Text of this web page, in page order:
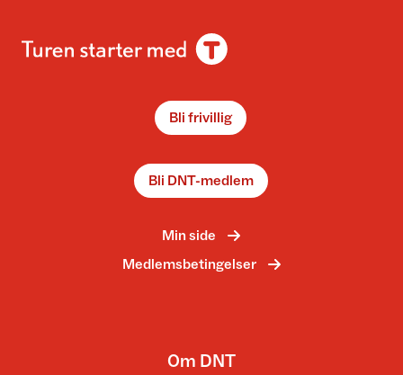
Bli frivillig
Bli DNT-medlem
Min side
Medlemsbetingelser
Om DNT